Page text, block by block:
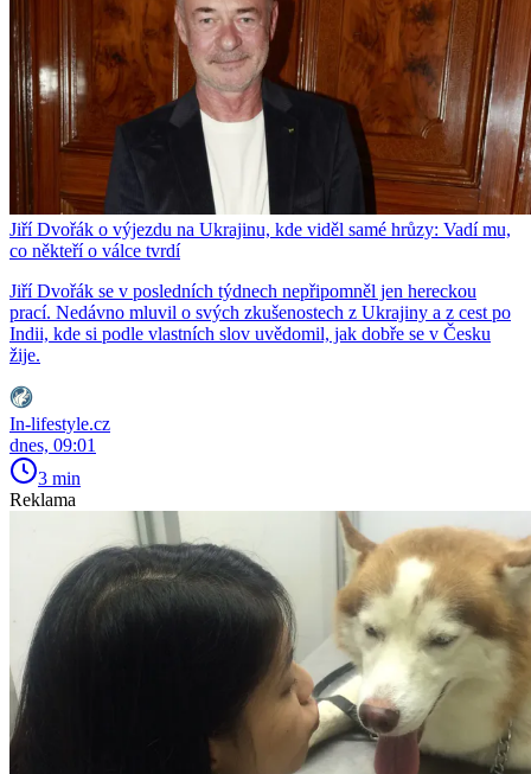
Jiří Dvořák o výjezdu na Ukrajinu, kde viděl samé hrůzy: Vadí mu,
co někteří o válce tvrdí
Jiří Dvořák se v posledních týdnech nepřipomněl jen hereckou
prací. Nedávno mluvil o svých zkušenostech z Ukrajiny a z cest po
Indii, kde si podle vlastních slov uvědomil, jak dobře se v Česku
žije.
In-lifestyle.cz
dnes, 09:01
3 min
Reklama